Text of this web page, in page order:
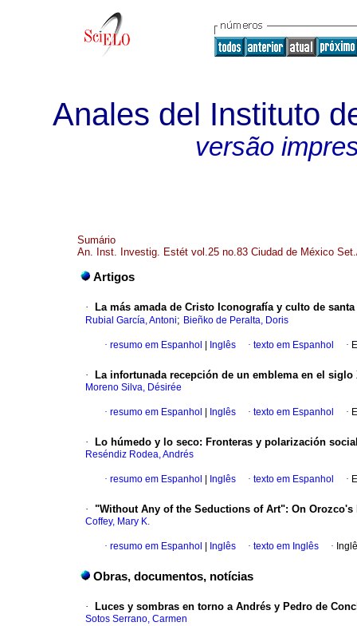
Anales del Instituto
versão
Sumário
An. Inst. Investig. Estét vol.25 no.83 Ciudad de México
Artigos
· La más amada de Cristo Iconografía y culto de
Rubial García, Antoni; Bieñko de Peralta, Doris
· resumo em Espanhol Inglês · texto em Espanhol ·
· La infortunada recepción de un emblema en el siglo
Moreno Silva, Désirée
· resumo em Espanhol Inglês · texto em Espanhol ·
· Lo húmedo y lo seco: Fronteras y polarización
Reséndiz Rodea, Andrés
· resumo em Espanhol Inglês · texto em Espanhol ·
· "Without Any of the Seductions of Art": On
Coffey, Mary K.
· resumo em Espanhol Inglês · texto em Inglês ·
Obras, documentos, notícias
· Luces y sombras en torno a Andrés y Pedro de
Sotos Serrano, Carmen